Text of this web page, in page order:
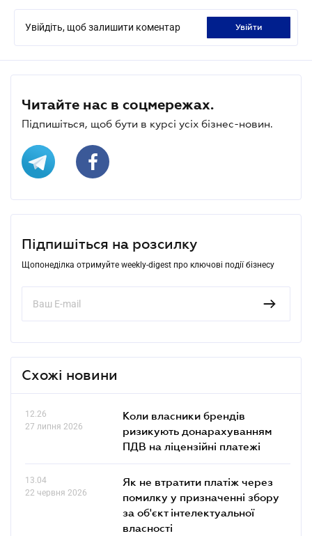
Увійдіть, щоб залишити коментар увійти
Читайте нас в соцмережах.
Підпишіться, щоб бути в курсі усіх бізнес-новин.
Підпишіться на розсилку
Щопонеділка отримуйте weekly-digest про ключові події бізнесу
Схожі новини
12.26
27 липня 2026
Коли власники брендів
ризикують донарахуванням
ПДВ на ліцензійні платежі
13.04
22 червня 2026
Як не втратити платіж через
помилку у призначенні збору
за об'єкт інтелектуальної
власності